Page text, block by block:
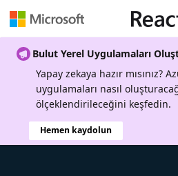
Bulut Yerel Uygulamaları
Yapay zekaya hazır mısınız?
uygulamaları nasıl
ölçeklendirileceğini keşfedin.
Hemen kaydolun